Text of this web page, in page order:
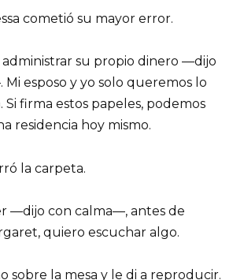
cometió su mayor error.
su propio dinero —dijo
esposo y yo solo queremos lo
Si firma estos papeles, podemos
residencia hoy mismo.
la carpeta.
—dijo con calma—, antes de
quiero escuchar algo.
sobre la mesa y le di a reproducir.